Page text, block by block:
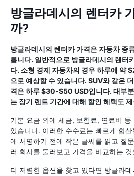
방글라데시의 렌터카
까?
방글라데시의 렌터카 가격은 자동차 종
릅니다. 일반적으로 방글라데시의 렌터
다. 소형 경제 자동차의 경우 하루에 약
으로 예상할 수 있습니다. SUV와 같은
격은 하루 $30-$50 USD입니다. 대부
는 장기 렌트 기간에 대해 할인 혜택도
기본 요금 외에 세금, 보험료, 연료비
있습니다. 이러한 수수료는 빠르게 합
에 서명하기 전에 작은 글씨를 읽고 질
러 회사를 둘러보고 가격을 비교하는
더 저렴한 옵션을 찾고 있다면 방글라